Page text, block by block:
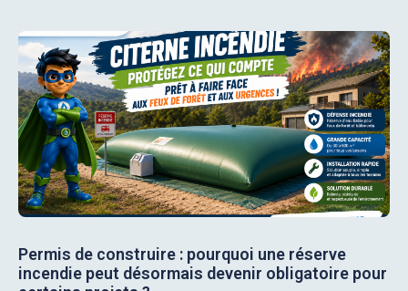
Permis de construire : pourquoi une réserve
incendie peut désormais devenir obligatoire pour